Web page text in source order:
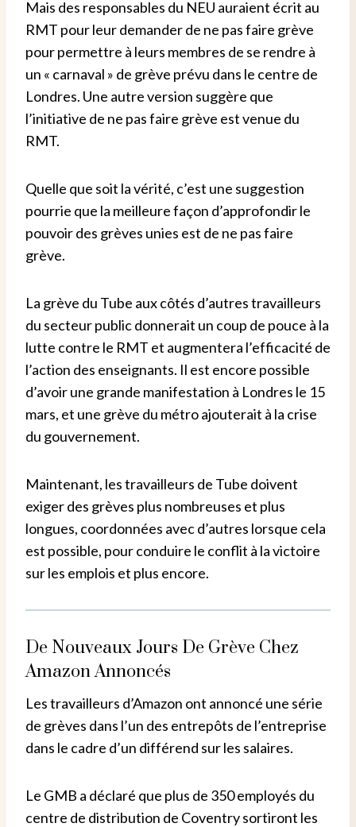
Mais des responsables du NEU auraient écrit au
RMT pour leur demander de ne pas faire grève
pour permettre à leurs membres de se rendre à
un « carnaval » de grève prévu dans le centre de
Londres. Une autre version suggère que
l’initiative de ne pas faire grève est venue du
RMT.
Quelle que soit la vérité, c’est une suggestion
pourrie que la meilleure façon d’approfondir le
pouvoir des grèves unies est de ne pas faire
grève.
La grève du Tube aux côtés d’autres travailleurs
du secteur public donnerait un coup de pouce à la
lutte contre le RMT et augmentera l’efficacité de
l’action des enseignants. Il est encore possible
d’avoir une grande manifestation à Londres le 15
mars, et une grève du métro ajouterait à la crise
du gouvernement.
Maintenant, les travailleurs de Tube doivent
exiger des grèves plus nombreuses et plus
longues, coordonnées avec d’autres lorsque cela
est possible, pour conduire le conflit à la victoire
sur les emplois et plus encore.
De Nouveaux Jours De Grève Chez
Amazon Annoncés
Les travailleurs d’Amazon ont annoncé une série
de grèves dans l’un des entrepôts de l’entreprise
dans le cadre d’un différend sur les salaires.
Le GMB a déclaré que plus de 350 employés du
centre de distribution de Coventry sortiront les